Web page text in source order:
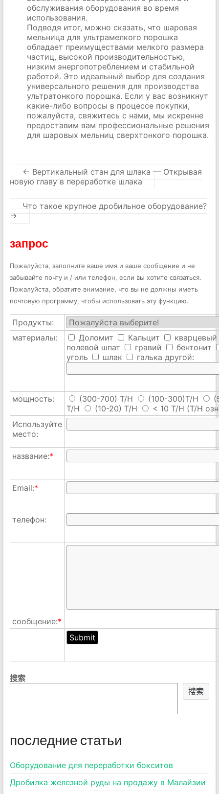
обслуживания оборудования во время
использования.
Подводя итог, можно сказать, что шаровая
мельница для ультрамелкого порошка
обладает преимуществами мелкого размера
частиц, высокой производительностью,
низким энергопотреблением и стабильной
работой. Это идеальный выбор для создания
универсального решения для производства
ультратонкого порошка. Если у вас возникнут
какие-либо вопросы в процессе покупки,
пожалуйста, свяжитесь с нами, мы искренне
предоставим вам профессиональные решения
для шаровых мельниц сверхтонкого порошка.
← Вертикальный стан для шлака — Открывая
новую главу в переработке шлака
Что такое крупное дробильное оборудование?
→
запрос
Пожалуйста, заполните ваше имя и ваше сообщение и не
забывайте почту и / или телефон, если вы хотите связаться.
Пожалуйста, обратите внимание, что вы не должны иметь
почтовую программу, чтобы использовать эту функцию.
Продукты:
материалы:
Доломит Кальцит
кварцевый
полевой шпат
гравий
бентонит
уголь
шлак галька другой:
мощность: (300-700) T/H (100-300)T/H
T/H
(10-20) T/H < 10 T/H (T/H
Используйте
место:
название:*
Email:*
телефон:
сообщение:*
搜索
搜索
последние статьи
Оборудование для переработки бокситов
Дробилка железной руды на продажу в Малайзии